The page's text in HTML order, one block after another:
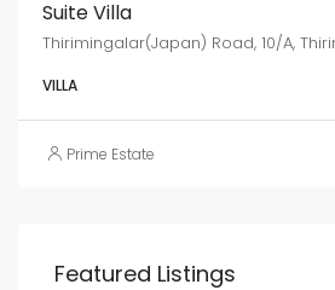
Suite Villa
VILLA
Prime Estate
Featured Listings